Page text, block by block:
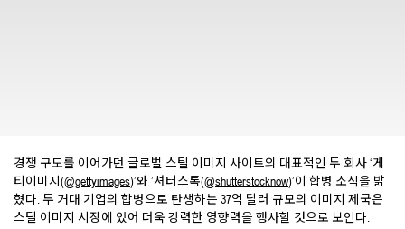
경쟁 구도를 이어가던 글로벌 스틸 이미지 사이트의 대표적인 두 회사 ‘게
티이미지(@gettyimages)’와 ’셔터스톡(@shutterstocknow)’이 합병 소식을 밝
혔다. 두 거대 기업의 합병으로 탄생하는 37억 달러 규모의 이미지 제국은
스틸 이미지 시장에 있어 더욱 강력한 영향력을 행사할 것으로 보인다.